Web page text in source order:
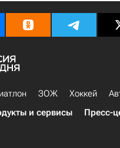
ЗОЖ Хоккей
и сервисы Пресс-